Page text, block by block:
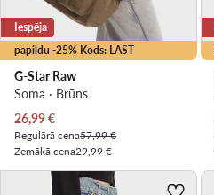
papildu -25% Kods: LAST
Iespēja
G-Star Raw
Soma · Brūns
Pašreizējā cena
26,99€
Regulārā cena57,99 €
Zemākā cena29,99 €